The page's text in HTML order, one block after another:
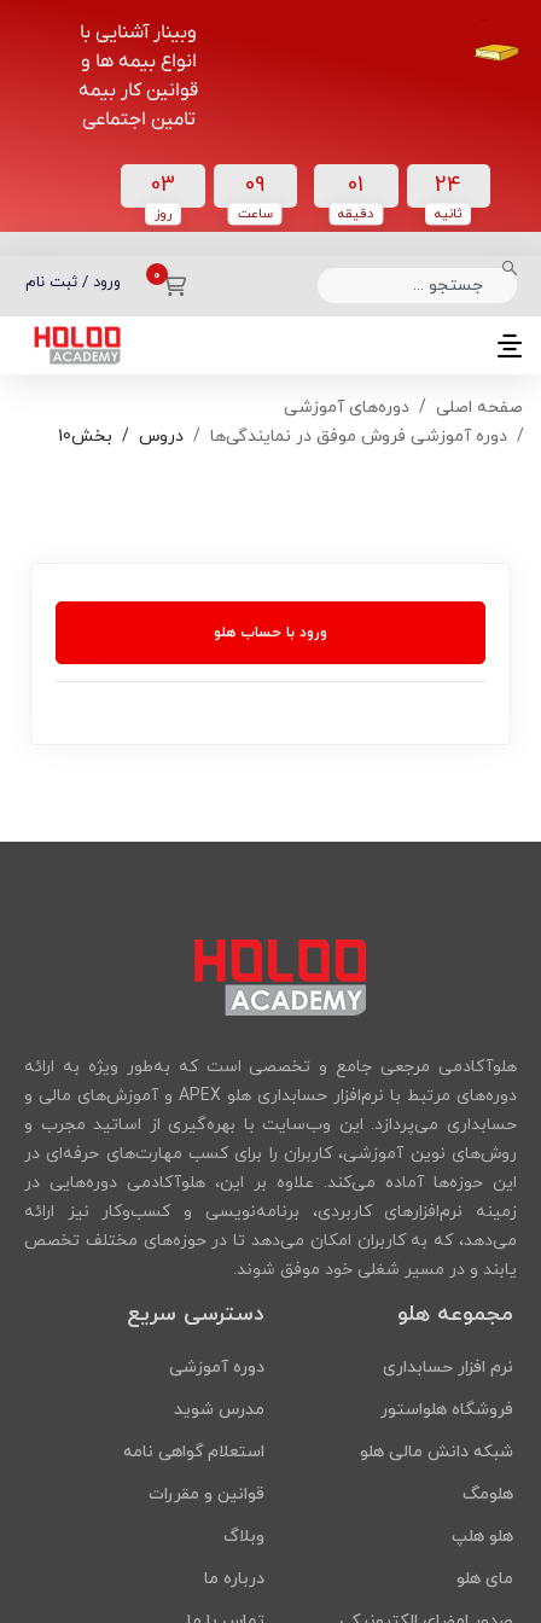
وبینار آشنایی با
انواع بیمه ها و
قوانین کار بیمه
تامین اجتماعی
03
روز
09
ساعت‌
01
دقیقه
24
ثانیه
ورود / ثبت نام
دسته بندی دوره‌ها
صفحه اصلی
دوره‌های آموزشی
دوره آموزشی فروش موفق در نمایندگی‌ها
دروس بخش10
ورود با حساب هلو
هلوآکادمی مرجعی جامع و تخصصی است که به‌طور ویژه به ارائه
دوره‌های مرتبط با نرم‌افزار حسابداری هلو APEX و آموزش‌های مالی و
حسابداری می‌پردازد. این وب‌سایت با بهره‌گیری از اساتید مجرب و
روش‌های نوین آموزشی، کاربران را برای کسب مهارت‌های حرفه‌ای در
این حوزه‌ها آماده می‌کند. علاوه بر این، هلوآکادمی دوره‌هایی در
زمینه نرم‌افزارهای کاربردی، برنامه‌نویسی و کسب‌وکار نیز ارائه
می‌دهد، که به کاربران امکان می‌دهد تا در حوزه‌های مختلف تخصص
یابند و در مسیر شغلی خود موفق شوند.
مجموعه هلو
نرم افزار حسابداری
فروشگاه هلواستور
شبکه دانش مالی هلو
هلومگ
هلو هلپ
مای هلو
دسترسی سریع
دوره آموزشی
مدرس شوید
استعلام گواهی نامه
قوانین و مقررات
وبلاگ
درباره ما